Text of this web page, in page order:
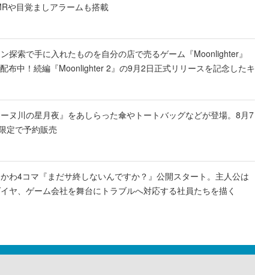
や目覚ましアラームも搭載
ン探索で手に入れたものを自分の店で売るゲーム『Moonlighter』
布中！続編『Moonlighter 2』の9月2日正式リリースを記念したキ
ヌ川の星月夜』をあしらった傘やトートバッグなどが登場。8月7
定で予約販売
わ4コマ『まだサ終しないんですか？』公開スタート。主人公は
ヤ、ゲーム会社を舞台にトラブルへ対応する社員たちを描く